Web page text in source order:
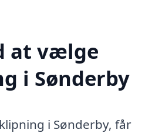
at vælge
i Sønderby
i Sønderby, får